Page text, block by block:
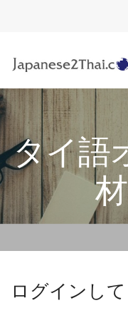
トップ
サービス
コンテンツ
講師紹介
料金
お申込流れ
タイ語
ログインし